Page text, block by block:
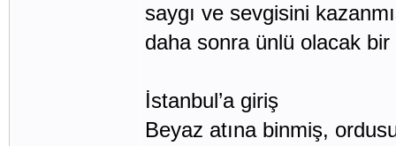
saygı ve sevgisini
daha sonra ünlü olacak
İstanbul’a giriş
Beyaz atına binmiş,